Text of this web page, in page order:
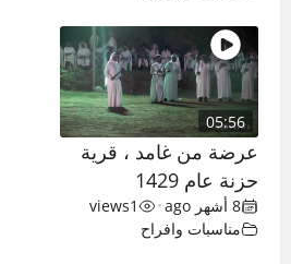
05:56
عرضة من غامد ، قرية
حزنة عام 1429
8 أشهر ago •
1
views
مناسبات وافراح